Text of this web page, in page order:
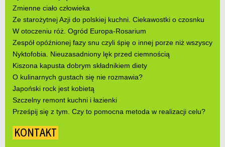
Zmienne ciało człowieka
Ze starożytnej Azji do polskiej kuchni. Ciekawostki o czosnku
W otoczeniu róż. Ogród Europa-Rosarium
Zespół opóźnionej fazy snu czyli śpię o innej porze niż wszyscy
Nyktofobia. Nieuzasadniony lęk przed ciemnością
Kiszona kapusta dobrym składnikiem diety
O kulinarnych gustach się nie rozmawia?
Japoński rock jest kobietą
Szczelny remont kuchni i łazienki
Prześpij się z tym. Czy to pomocna metoda w realizacji celu?
KONTAKT